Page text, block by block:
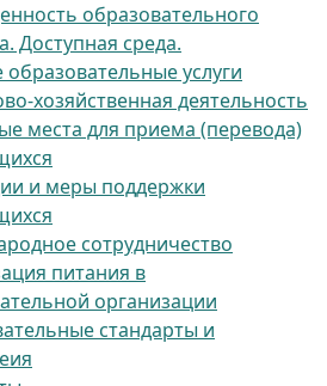
образовательного
Доступная среда.
услуги
хозяйственная деятельность
места для приема (перевода)
и меры поддержки
сотрудничество
питания в
организации
стандарты и